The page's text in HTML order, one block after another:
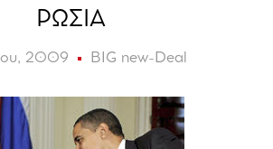
ΡΩΣΙΑ
2009 BIG new-Deal